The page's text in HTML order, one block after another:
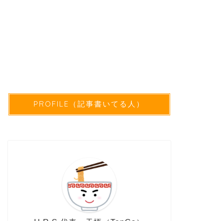
PROFILE（記事書いてる人）